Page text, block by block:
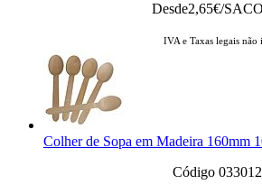
Desde2,65€/
IVA e Taxas legais não
Colher de Sopa em Madeira 160mm
Código